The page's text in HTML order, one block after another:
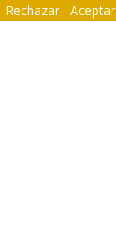
Rechazar
Aceptar